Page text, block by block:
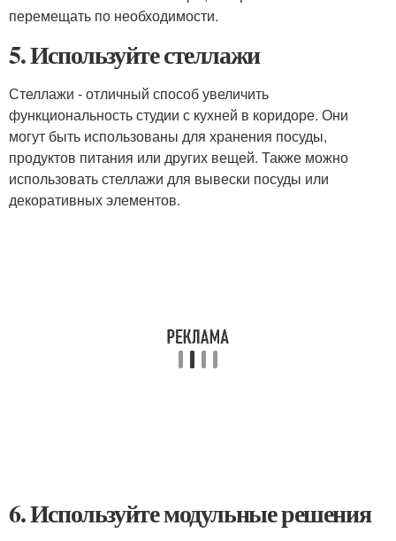
перемещать по необходимости.
5. Используйте стеллажи
Стеллажи - отличный способ увеличить
функциональность студии с кухней в коридоре. Они
могут быть использованы для хранения посуды,
продуктов питания или других вещей. Также можно
использовать стеллажи для вывески посуды или
декоративных элементов.
6. Используйте модульные решения